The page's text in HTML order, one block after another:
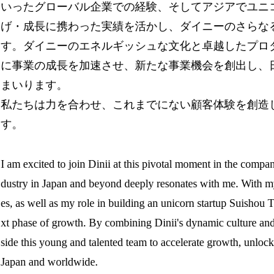
いったグローバル企業での経験、そしてアジアでユニ
げ・成長に携わった実績を活かし、ダイニーのさら
す。ダイニーのエネルギッシュな文化と卓越したプ
に事業の成長を加速させ、新たな事業機会を創出し
まいります。
私たちは力を合わせ、これまでにない顧客体験を創
す。
I am excited to join Dinii at this pivotal moment in the
dustry in Japan and beyond deeply resonates with me. With
es, as well as my role in building an unicorn startup
xt phase of growth. By combining Dinii's dynamic culture
side this young and talented team to accelerate growth,
Japan and worldwide.